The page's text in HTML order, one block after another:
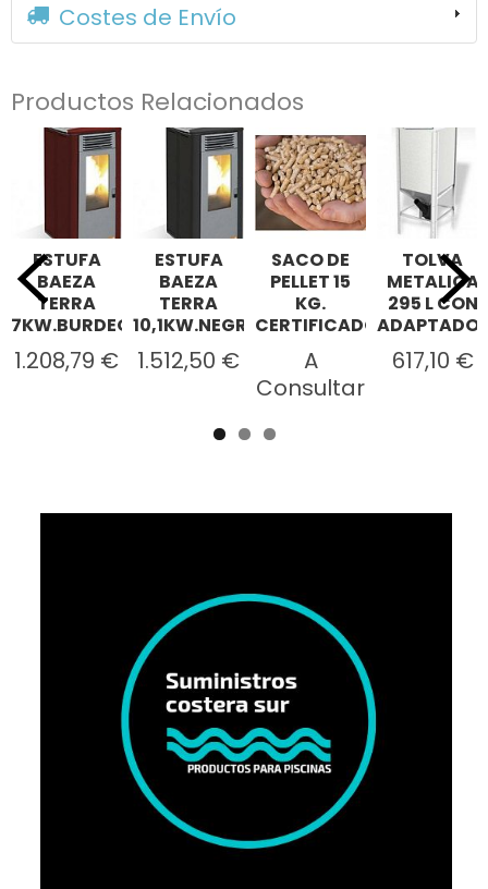
Costes de Envío
Productos Relacionados
ESTUFA
BAEZA
TERRA
7KW.BURDEO...
1.208,79 €
ESTUFA
BAEZA
TERRA
10,1KW.NEGRO...
1.512,50 €
SACO DE
PELLET 15
KG.
CERTIFICADO...
A
Consultar
TOLVA
METALICA
295 L CON
617,10 €